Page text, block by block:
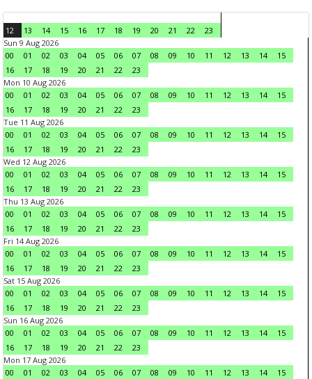
12 13 14 15 16 17 18 19 20 21 22
23
Sun 9 Aug 2026
00
01 02 03 04 05 06 07 08 09 10 11 12 13 14
15
16
17 18 19 20 21 22
23
Mon 10 Aug 2026
00
01 02 03 04 05 06 07 08 09 10 11 12 13 14
15
16
17 18 19 20 21 22
23
Tue 11 Aug 2026
00
01 02 03 04 05 06 07 08 09 10 11 12 13 14
15
16
17 18 19 20 21 22
23
Wed 12 Aug 2026
00
01 02 03 04 05 06 07 08 09 10 11 12 13 14
15
16
17 18 19 20 21 22
23
Thu 13 Aug 2026
00
01 02 03 04 05 06 07 08 09 10 11 12 13 14
15
16
17 18 19 20 21 22
23
Fri 14 Aug 2026
00
01 02 03 04 05 06 07 08 09 10 11 12 13 14
15
16
17 18 19 20 21 22
23
Sat 15 Aug 2026
00
01 02 03 04 05 06 07 08 09 10 11 12 13 14
15
16
17 18 19 20 21 22
23
Sun 16 Aug 2026
00
01 02 03 04 05 06 07 08 09 10 11 12 13 14
15
16
17 18 19 20 21 22
23
Mon 17 Aug 2026
00
01 02 03 04 05 06 07 08 09 10 11 12 13 14 15